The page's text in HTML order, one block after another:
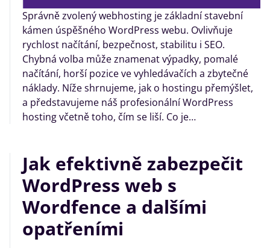
Správně zvolený webhosting je základní stavební
kámen úspěšného WordPress webu. Ovlivňuje
rychlost načítání, bezpečnost, stabilitu i SEO.
Chybná volba může znamenat výpadky, pomalé
načítání, horší pozice ve vyhledávačích a zbytečné
náklady. Níže shrnujeme, jak o hostingu přemýšlet,
a představujeme náš profesionální WordPress
hosting včetně toho, čím se liší. Co je…
Jak efektivně zabezpečit
WordPress web s
Wordfence a dalšími
opatřeními